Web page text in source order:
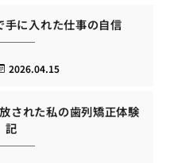
手に入れた仕事の自信
2026.04.15
された私の歯列矯正体験
記